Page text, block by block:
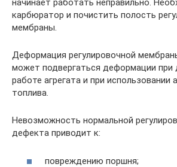
начинает работать неправильно.
карбюратор и почистить полость
мембраны.
Деформация регулировочной
может подвергаться деформации при
работе агрегата и при использовании
топлива.
Невозможность нормальной
дефекта приводит к:
повреждению поршня;